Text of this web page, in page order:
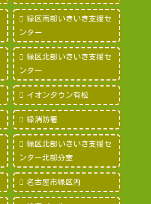
緑区南部いきいき支援セ
ンター
緑区北部いきいき支援セ
ンター
イオンタウン有松
緑消防署
緑区北部いきいき支援セ
ンター北部分室
名古屋市緑区内